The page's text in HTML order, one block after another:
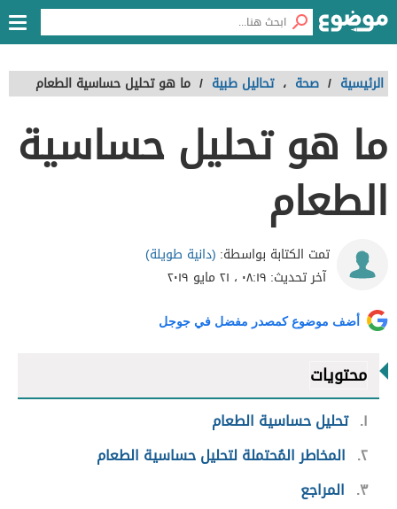
الرئيسية / صحة ، تحاليل طبية / ما هو تحليل حساسية الطعام
ما هو تحليل حساسية
الطعام
تمت الكتابة بواسطة: (دانية طويلة)
آخر تحديث: ٠٨:١٩ ، ٢١ مايو ٢٠١٩
أضف موضوع كمصدر مفضل في جوجل
محتويات
١ تحليل حساسية الطعام
٢ المخاطر المُحتملة لتحليل حساسية الطعام
٣
المراجع